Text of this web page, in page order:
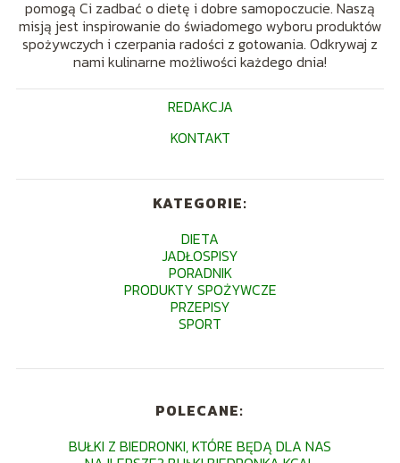
pomogą Ci zadbać o dietę i dobre samopoczucie. Naszą
misją jest inspirowanie do świadomego wyboru produktów
spożywczych i czerpania radości z gotowania. Odkrywaj z
nami kulinarne możliwości każdego dnia!
REDAKCJA
KONTAKT
KATEGORIE:
DIETA
JADŁOSPISY
PORADNIK
PRODUKTY SPOŻYWCZE
PRZEPISY
SPORT
POLECANE:
BUŁKI Z BIEDRONKI, KTÓRE BĘDĄ DLA NAS